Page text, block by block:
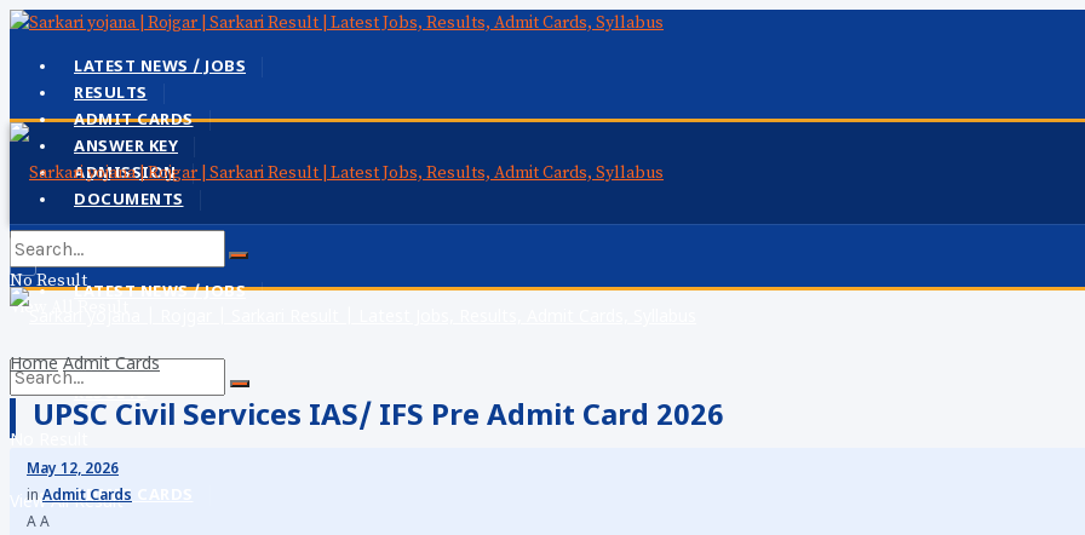
LATEST NEWS / JOBS
RESULTS
ADMIT CARDS
ANSWER KEY
ADMISSION
DOCUMENTS
No Result
View All Result
LATEST NEWS / JOBS
RESULTS
ADMIT CARDS
No Result
View All Result
Home Admit Cards
UPSC Civil Services IAS/ IFS Pre Admit Card 2026
May 12, 2026
in Admit Cards
AA